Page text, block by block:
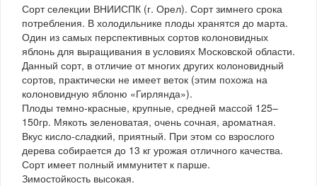
Сорт селекции ВНИИСПК (г. Орел). Сорт зимнего срока
потребления. В холодильнике плоды хранятся до марта.
Один из самых перспективных сортов колоновидных
яблонь для выращивания в условиях Московской области.
Данный сорт, в отличие от многих других колоновидный
сортов, практически не имеет веток (этим похожа на
колоновидную яблоню «Гирлянда»).
Плоды темно-красные, крупные, средней массой 125–
150гр. Мякоть зеленоватая, очень сочная, ароматная.
Вкус кисло-сладкий, приятный. При этом со взрослого
дерева собирается до 13 кг урожая отличного качества.
Сорт имеет полный иммунитет к парше.
Зимостойкость высокая.